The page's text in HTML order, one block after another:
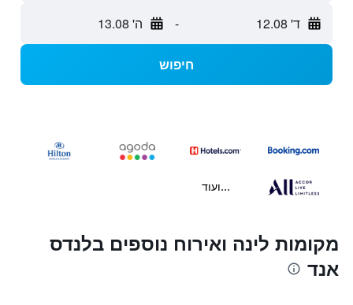
ד' 12.08 - ה' 13.08
חיפוש
...ועוד
מקומות לינה ואירוח נוספים בלנדס
אנד